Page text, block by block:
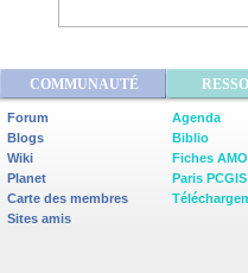
COMMUNAUTÉ
Forum
Blogs
Wiki
Planet
Carte des membres
Sites amis
Agenda
Biblio
Fiches
Paris PCGIS